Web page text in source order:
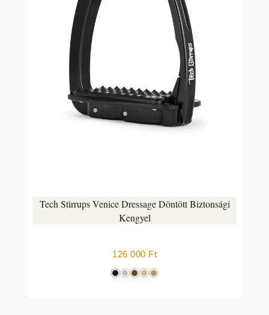
Tech Stirrups Venice Dressage Döntött Biztonsági
Kengyel
126 000 Ft